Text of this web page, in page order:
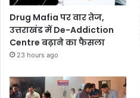
Drug Mafia पर वार तेज,
उत्तराखंड में De-Addiction
Centre बढ़ाने का फैसला
23 hours ago